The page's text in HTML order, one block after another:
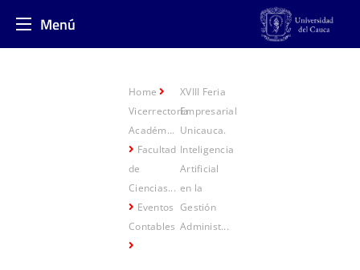
Menú
Home
Vicerrectoría
Académ...
Facultad
de
Ciencias...
Eventos
Contables
XVIII Feria
Empresarial
Unicauca.
Inteligencia
Artificial
en la
Gestión
Administ...